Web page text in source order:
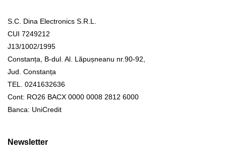
S.C. Dina Electronics S.R.L.
CUI 7249212
J13/1002/1995
Constanța, B-dul. Al. Lăpușneanu nr.90-92,
Jud. Constanța
TEL. 0241632636
Cont: RO26 BACX 0000 0008 2812 6000
Banca: UniCredit
Newsletter